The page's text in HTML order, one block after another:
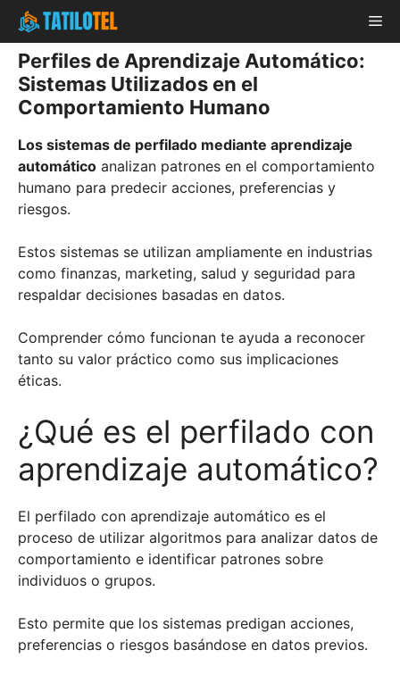
Skip
content
Perfiles de Aprendizaje Automático:
Sistemas Utilizados en el
Comportamiento Humano
Los sistemas de perfilado mediante aprendizaje
automático analizan patrones en el comportamiento
humano para predecir acciones, preferencias y
riesgos.
Estos sistemas se utilizan ampliamente en industrias
como finanzas, marketing, salud y seguridad para
respaldar decisiones basadas en datos.
Comprender cómo funcionan te ayuda a reconocer
tanto su valor práctico como sus implicaciones
éticas.
¿Qué es el perfilado con
aprendizaje automático?
El perfilado con aprendizaje automático es el
proceso de utilizar algoritmos para analizar datos de
comportamiento e identificar patrones sobre
individuos o grupos.
Esto permite que los sistemas predigan acciones,
preferencias o riesgos basándose en datos previos.